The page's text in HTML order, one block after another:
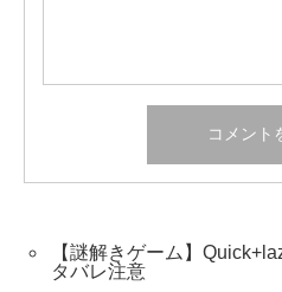
【謎解きゲーム】
タバレ注意